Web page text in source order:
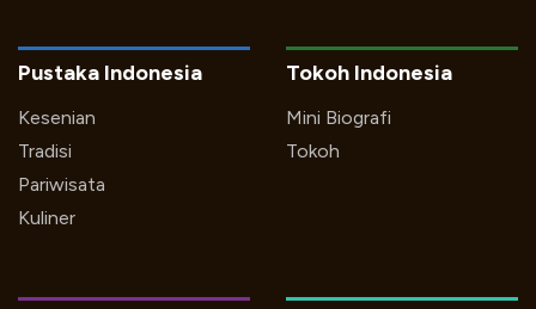
Pustaka Indonesia
Kesenian
Tradisi
Pariwisata
Kuliner
Tokoh Indonesia
Mini Biografi
Tokoh